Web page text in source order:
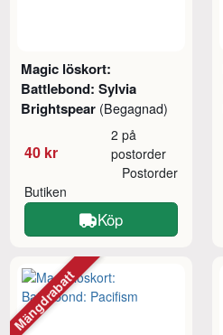
Magic löskort:
Battlebond: Sylvia
Brightspear (Begagnad)
40 kr
2 på
postorder
Butiken
Postorder
Köp
Mängdrabatt